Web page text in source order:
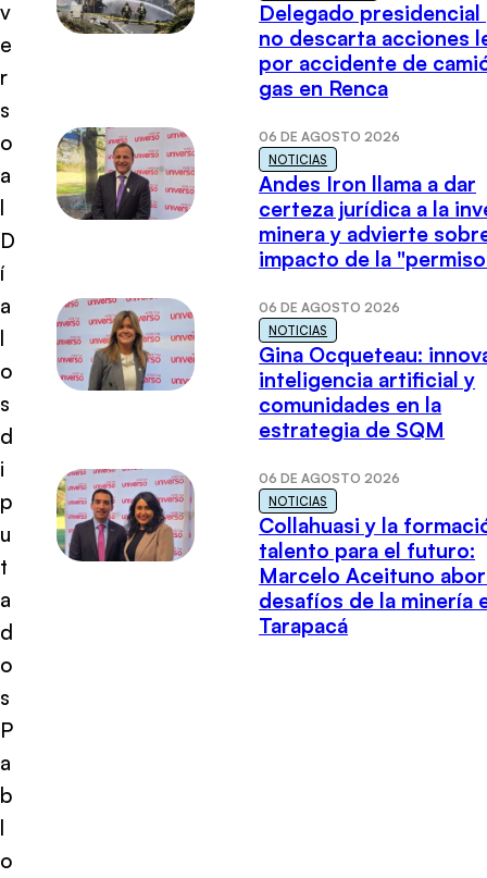
v
e
r
s
o
a
l
D
í
a
l
o
s
d
i
p
u
t
a
d
o
s
P
a
b
l
o
Delegado presidencial
no descarta acciones
por accidente de
gas en Renca
06 DE AGOSTO 2026
NOTICIAS
Andes Iron llama a dar
certeza jurídica a la
minera y advierte
impacto de la
06 DE AGOSTO 2026
NOTICIAS
Gina Ocqueteau:
inteligencia artificial y
comunidades en la
estrategia de SQM
06 DE AGOSTO 2026
NOTICIAS
Collahuasi y la
talento para el futuro:
Marcelo Aceituno
desafíos de la minería
Tarapacá